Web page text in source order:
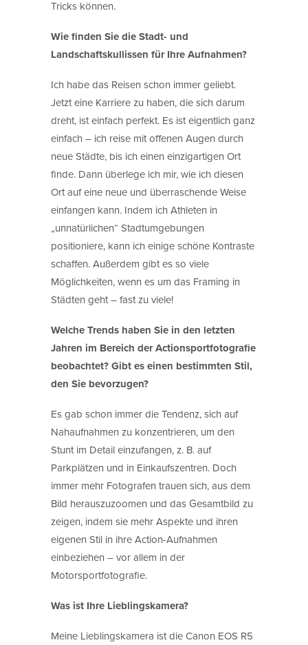
Tricks können.
Wie finden Sie die Stadt- und
Landschaftskullissen für Ihre Aufnahmen?
Ich habe das Reisen schon immer geliebt.
Jetzt eine Karriere zu haben, die sich darum
dreht, ist einfach perfekt. Es ist eigentlich ganz
einfach – ich reise mit offenen Augen durch
neue Städte, bis ich einen einzigartigen Ort
finde. Dann überlege ich mir, wie ich diesen
Ort auf eine neue und überraschende Weise
einfangen kann. Indem ich Athleten in
„unnatürlichen“ Stadtumgebungen
positioniere, kann ich einige schöne Kontraste
schaffen. Außerdem gibt es so viele
Möglichkeiten, wenn es um das Framing in
Städten geht – fast zu viele!
Welche Trends haben Sie in den letzten
Jahren im Bereich der Actionsportfotografie
beobachtet? Gibt es einen bestimmten Stil,
den Sie bevorzugen?
Es gab schon immer die Tendenz, sich auf
Nahaufnahmen zu konzentrieren, um den
Stunt im Detail einzufangen, z. B. auf
Parkplätzen und in Einkaufszentren. Doch
immer mehr Fotografen trauen sich, aus dem
Bild herauszuzoomen und das Gesamtbild zu
zeigen, indem sie mehr Aspekte und ihren
eigenen Stil in ihre Action-Aufnahmen
einbeziehen – vor allem in der
Motorsportfotografie.
Was ist Ihre Lieblingskamera?
Meine Lieblingskamera ist die Canon EOS R5